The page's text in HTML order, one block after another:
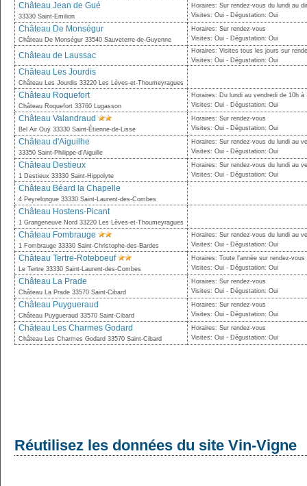
Château Jean de Gué
33330 Saint-Emilion
Horaires: Sur rendez-vous du lundi au
Visites: Oui - Dégustation: Oui
Château De Monségur
Château De Monségur 33540 Sauveterre-de-Guyenne
Horaires: Sur rendez-vous
Visites: Oui - Dégustation: Oui
Château de Laussac
Horaires: Visites tous les jours sur
Visites: Oui - Dégustation: Oui
Château Les Jourdis
Château Les Jourdis 33220 Les Lèves-et-Thoumeyragues
Château Roquefort
Château Roquefort 33760 Lugasson
Horaires: Du lundi au vendredi de 10h à
Visites: Oui - Dégustation: Oui
Château Valandraud
Bel Air Ouÿ 33330 Saint-Étienne-de-Lisse
Horaires: Sur rendez-vous
Visites: Oui - Dégustation: Oui
Château d'Aiguilhe
33350 Saint-Philippe-d'Aiguille
Horaires: Sur rendez-vous du lundi au
Visites: Oui - Dégustation: Oui
Château Destieux
1 Destieux 33330 Saint-Hippolyte
Horaires: Sur rendez-vous du lundi au
Visites: Oui - Dégustation: Oui
Château Béard la Chapelle
4 Peyrelongue 33330 Saint-Laurent-des-Combes
Château Hostens-Picant
1 Grangeneuve Nord 33220 Les Lèves-et-Thoumeyragues
Château Fombrauge
1 Fombrauge 33330 Saint-Christophe-des-Bardes
Horaires: Sur rendez-vous du lundi au
Visites: Oui - Dégustation: Oui
Château Tertre-Roteboeuf
Le Tertre 33330 Saint-Laurent-des-Combes
Horaires: Toute l'année sur rendez-
Visites: Oui - Dégustation: Oui
Château La Prade
Château La Prade 33570 Saint-Cibard
Horaires: Sur rendez-vous
Visites: Oui - Dégustation: Oui
Château Puygueraud
Château Puygueraud 33570 Saint-Cibard
Horaires: Sur rendez-vous
Visites: Oui - Dégustation: Oui
Château Les Charmes Godard
Château Les Charmes Godard 33570 Saint-Cibard
Horaires: Sur rendez-vous
Visites: Oui - Dégustation: Oui
Réutilisez les données du site Vin-Vigne